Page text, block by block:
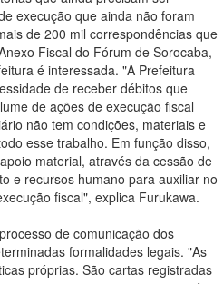
execução que ainda não foram
de 200 mil correspondências que
Fiscal do Fórum de Sorocaba,
é interessada. "A Prefeitura
de receber débitos que
de ações de execução fiscal
não tem condições, materiais e
esse trabalho. Em função disso,
material, através da cessão de
e recursos humano para auxiliar no
fiscal", explica Furukawa.
de comunicação dos
formalidades legais. "As
próprias. São cartas registradas